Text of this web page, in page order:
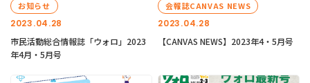
2023.04.28
お知らせ
市民活動総合情報誌「ウォロ」2023
年4月・5月号
2023.04.28
会報誌CANVAS NEWS
【CANVAS NEWS】2023年4・5月号